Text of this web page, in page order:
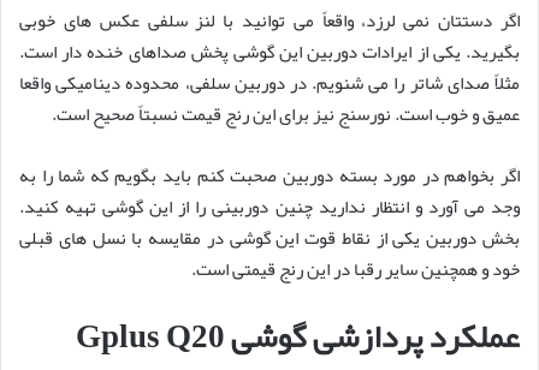
اگر دستتان نمی لرزد، واقعاً می توانید با لنز سلفی عکس های خوبی
بگیرید. یکی از ایرادات دوربین این گوشی پخش صداهای خنده دار است.
مثلاً صدای شاتر را می شنویم. در دوربین سلفی، محدوده دینامیکی واقعا
عمیق و خوب است. نورسنج نیز برای این رنج قیمت نسبتاً صحیح است.
اگر بخواهم در مورد بسته دوربین صحبت کنم باید بگویم که شما را به
وجد می آورد و انتظار ندارید چنین دوربینی را از این گوشی تهیه کنید.
بخش دوربین یکی از نقاط قوت این گوشی در مقایسه با نسل های قبلی
خود و همچنین سایر رقبا در این رنج قیمتی است.
عملکرد پردازشی گوشی Gplus Q20